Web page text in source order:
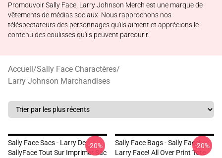
Promouvoir Sally Face, Larry Johnson Merch est une marque de
vêtements de médias sociaux. Nous rapprochons nos
téléspectateurs des personnages qu'ils aiment et apprécions le
contenu des coulisses qu'ils peuvent parcourir.
Accueil/Sally Face Charactères/
Larry Johnson Marchandises
Sally Face Sacs - Larry De
SallyFace Tout Sur Imprimer Sac
-20%
Sally Face Bags - Sally Face! -
Larry Face! All Over Print Tote
-20%